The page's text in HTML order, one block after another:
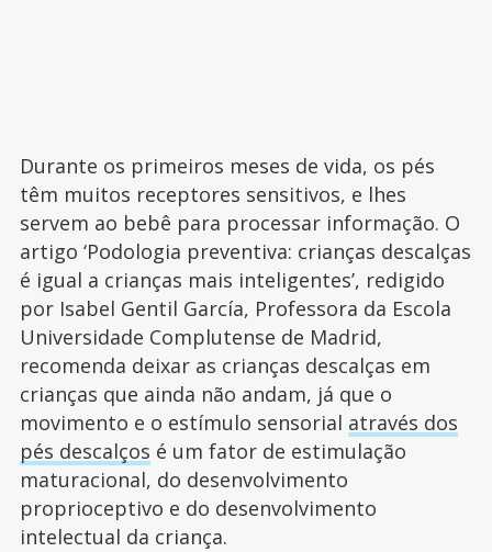
Durante os primeiros meses de vida, os pés
têm muitos receptores sensitivos, e lhes
servem ao bebê para processar informação. O
artigo ‘Podologia preventiva: crianças descalças
é igual a crianças mais inteligentes’, redigido
por Isabel Gentil García, Professora da Escola
Universidade Complutense de Madrid,
recomenda deixar as crianças descalças em
crianças que ainda não andam, já que o
movimento e o estímulo sensorial através dos
pés descalços é um fator de estimulação
maturacional, do desenvolvimento
proprioceptivo e do desenvolvimento
intelectual da criança.